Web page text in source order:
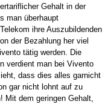
Gehalt in der
man überhaupt
ihre Auszubildenden
der Bezahlung her viel
tätig werden. Die
verdient man bei Vivento
dass dies alles garnicht
gar nicht lohnt auf zu
dem geringen Gehalt,